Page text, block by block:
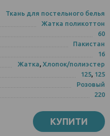
Ткань для постельного белья
Жатка поликоттон
60
Пакистан
16
Жатка, Хлопок/полиэстер
125, 125
Розовый
220
КУПИТИ